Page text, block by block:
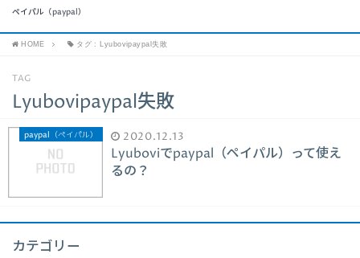
ペイパル（paypal）
HOME タグ : Lyubovipaypal失敗
TAG
Lyubovipaypal失敗
paypal（ペイパル） 2020.12.13
Lyuboviでpaypal（ペイパル）って使え
るの？
カテゴリー